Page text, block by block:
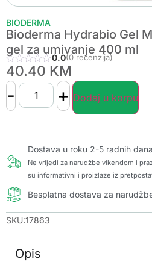
BIODERMA
Bioderma Hydrabio Gel
gel za umivanje 400 ml
0.0(0 recenzija)
40.40 KM
- + Dodaj u korpu
Dostava u roku 2-5 radnih dana
Ne vrijedi za narudžbe vikendom i
su informativni i proizlaze iz
Besplatna dostava za
SKU:17863
Opis